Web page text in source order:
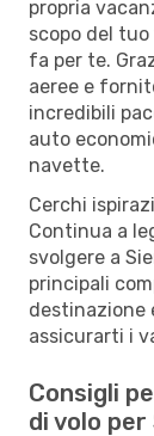
propria
scopo del
fa per te.
aeree e
incredibili
auto
navette.
Cerchi
Continua a
svolgere a
principali
destinazione
assicurarti i
Consigli
di volo per